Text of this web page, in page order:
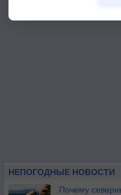
НЕПОГОДНЫЕ НОВОСТИ
Почему